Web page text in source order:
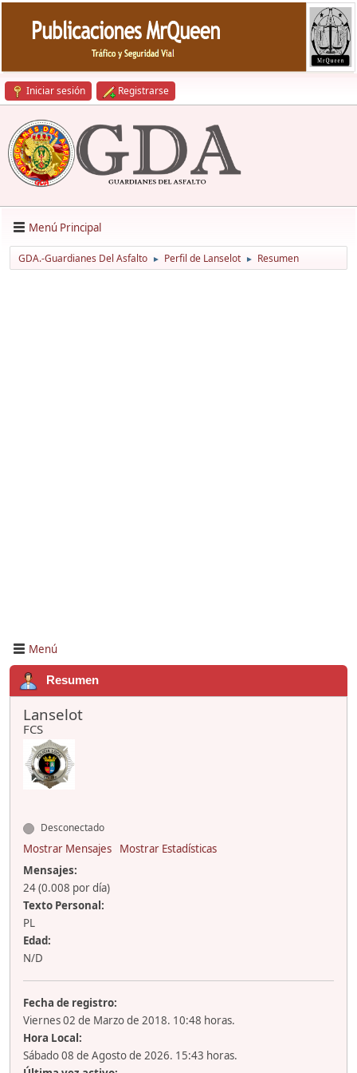
Iniciar sesión Registrarse
Menú Principal
GDA.-Guardianes Del Asfalto ► Perfil de Lanselot ► Resumen
Menú
Resumen
Lanselot
FCS
Desconectado
Mostrar Mensajes
Mostrar Estadísticas
Mensajes:
24 (0.008 por día)
Texto Personal:
PL
Edad:
N/D
Fecha de registro:
Viernes 02 de Marzo de 2018. 10:48 horas.
Hora Local:
Sábado 08 de Agosto de 2026. 15:43 horas.